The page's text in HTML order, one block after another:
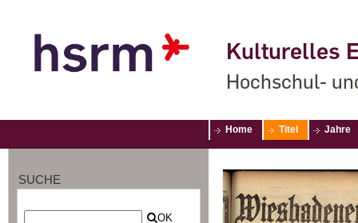
Kulturelles
Hochschul-
Home Titel Jahre
SUCHE
OK